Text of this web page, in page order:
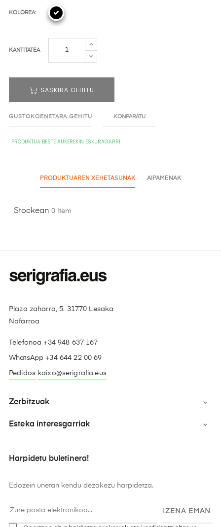
KOLOREA:
KANTITATEA
SASKIRA GEHITU
GUSTOKOENETARA GEHITU KONPARATU
PRODUKTUA BESTE AUKEREKIN ESKURAGARRI
PRODUKTUAREN XEHETASUNAK AIPAMENAK
Stockean 0 Item
Plaza zaharra, 5. 31770 Lesaka
Nafarroa
Telefonoa +34 948 637 167
WhatsApp +34 644 22 00 69
Pedidos kaixo@serigrafia.eus
Zerbitzuak 
Esteka interesgarriak 
Harpidetu buletinera!
Edozein unetan kendu dezakezu harpidetza.
IZENA EMAN